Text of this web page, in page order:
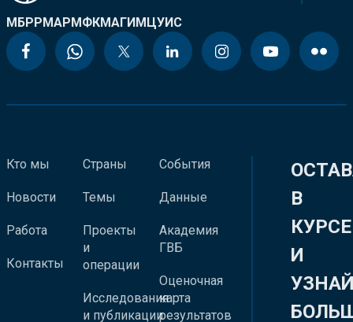
МБРРМАРМФКМАГИМЦУИС
Кто мы
Новости
Работа
Контакты
Страны
Темы
Проекты
и
операции
Исследования
и публикации
События
Данные
Академия
ГВБ
Оценочная
карта
результатов
В
КУРСЕ
И